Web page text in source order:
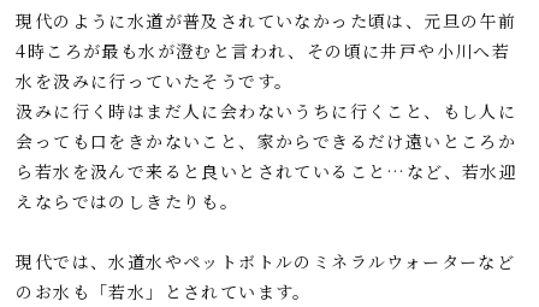
現代のように水道が普及されていなかった頃は、元旦の午前
4時ころが最も水が澄むと言われ、その頃に井戸や小川へ若
水を汲みに行っていたそうです。
汲みに行く時はまだ人に会わないうちに行くこと、もし人に
会っても口をきかないこと、家からできるだけ遠いところか
ら若水を汲んで来ると良いとされていること…など、若水迎
えならではのしきたりも。
現代では、水道水やペットボトルのミネラルウォーターなど
のお水も「若水」とされています。